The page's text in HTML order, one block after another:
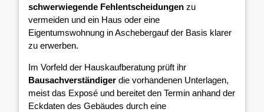
schwerwiegende Fehlentscheidungen zu
vermeiden und ein Haus oder eine
Eigentumswohnung in Aschebergauf der Basis klarer
zu erwerben.
Im Vorfeld der Hauskaufberatung prüft ihr
Bausachverständiger die vorhandenen Unterlagen,
meist das Exposé und bereitet den Termin anhand der
Eckdaten des Gebäudes durch eine